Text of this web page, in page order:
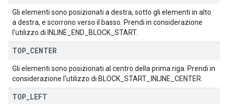
Gli elementi sono posizionati a destra, sotto gli elementi in alto
a destra, e scorrono verso il basso. Prendi in considerazione
l'utilizzo di INLINE_END_BLOCK_START.
TOP CENTER
Gli elementi sono posizionati al centro della prima riga. Prendi in
considerazione l'utilizzo di BLOCK_START_INLINE_CENTER.
TOP LEFT